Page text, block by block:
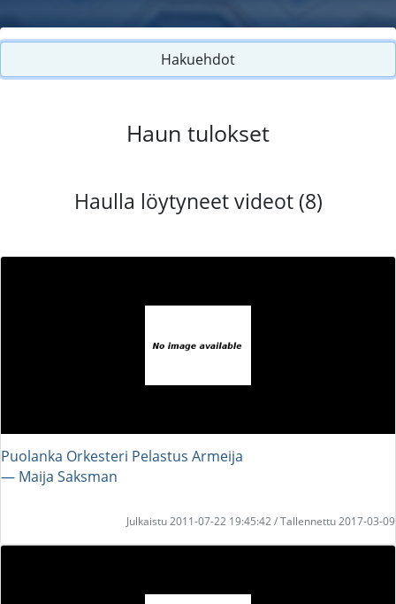
Hakuehdot
Haun tulokset
Haulla löytyneet videot (8)
Puolanka Orkesteri Pelastus Armeija
― Maija Saksman
Julkaistu 2011-07-22 19:45:42 / Tallennettu 2017-03-09